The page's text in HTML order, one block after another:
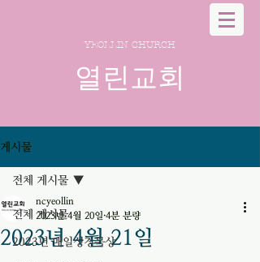
YEOLLIN CHURCH
열린교회
게시물
전체 게시물
2023년 매일성경묵상
전체 게시물
2023년 4월 21일
ncyeollin
2023년 4월 20일 4분 분량